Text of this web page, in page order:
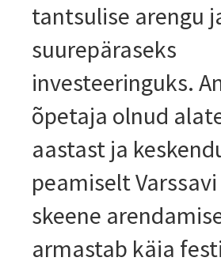
tantsulise arengu
suurepäraseks
investeeringuks.
õpetaja olnud
aastast ja
peamiselt
skeene
armastab käia